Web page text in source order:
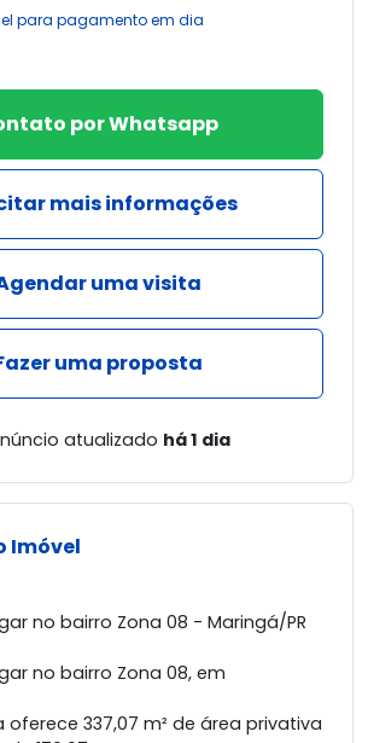
para pagamento em dia
por Whatsapp
mais informações
uma visita
uma proposta
atualizado há 1 dia
Imóvel
no bairro Zona 08 - Maringá/PR
no bairro Zona 08, em
oferece 337,07 m² de área privativa